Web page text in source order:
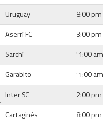
Uruguay
8:00 pm
Aserrí FC
3:00 pm
Sarchí
11:00 am
Garabito
11:00 am
Inter SC
2:00 pm
Cartaginés 8:00 pm